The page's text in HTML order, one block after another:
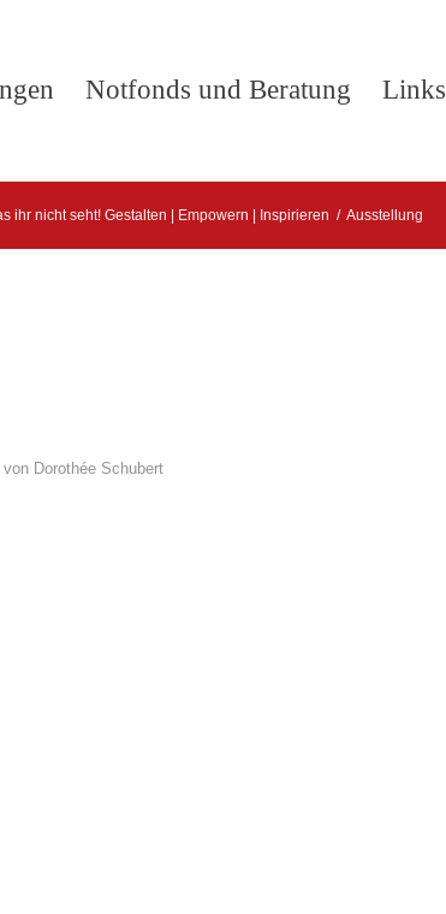
Notfonds und Beratung Links
ihr nicht seht! Gestalten | Empowern | Inspirieren / Ausstellung
von Dorothée Schubert